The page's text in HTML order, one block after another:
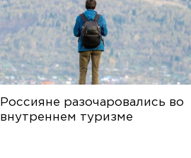
Россияне разочаровались во
внутреннем туризме